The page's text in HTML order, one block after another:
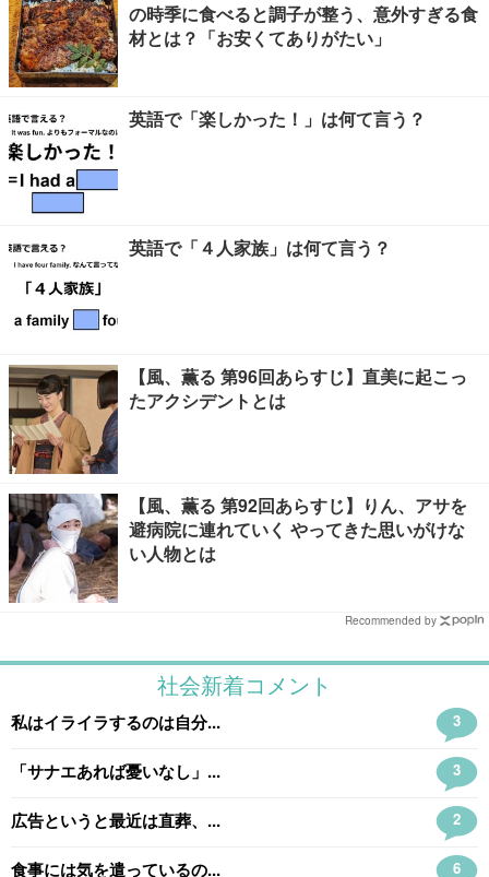
の時季に食べると調子が整う、意外すぎる食
材とは？「お安くてありがたい」
英語で「楽しかった！」は何て言う？
英語で「４人家族」は何て言う？
【風、薫る 第96回あらすじ】直美に起こっ
たアクシデントとは
【風、薫る 第92回あらすじ】りん、アサを
避病院に連れていく やってきた思いがけな
い人物とは
Recommended by